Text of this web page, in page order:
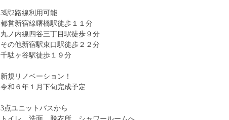
3駅2路線利用可能
都営新宿線曙橋駅徒歩１１分
丸ノ内線四谷三丁目駅徒歩９分
その他新宿駅東口駅徒歩２２分
千駄ヶ谷駅徒歩１９分
新規リノベーション！
令和６年１月下旬完成予定
3点ユニットバスから